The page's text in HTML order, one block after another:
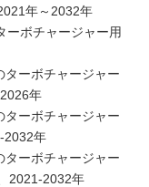
年～2032年
ーボチャージャー用
ーボチャージャー
年
ーボチャージャー
2032年
ーボチャージャー
2021-2032年